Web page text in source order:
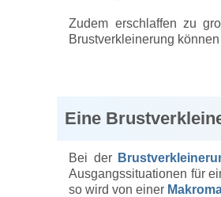
Zudem erschlaffen zu
Brustverkleinerung
Eine
Bei der
Ausgangssituationen für
so wird von einer